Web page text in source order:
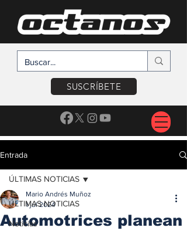
SUSCRÍBETE
Entrada
ÚLTIMAS NOTICIAS
Noticias
ÚLTIMAS NOTICIAS
Automotrices planean
Mario Andrés Muñoz
1 jul 2024